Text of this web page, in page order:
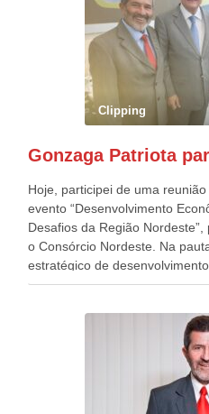
o deste ano, o maior e o mais
quatro décadas, como Patriota
anualmente dos desfiles de
Esplanada dos Ministérios, em
preparou espaços com
pessoas, só que o número de
Independentes, dobrou na
Patriota.
Clipping
Hoje, participei de uma
evento “Desenvolvimento
Desafios da Região
o Consórcio Nordeste. Na
estratégico de
desafios para a elaboração de
evento contou com a
Alckmin, que também ocupa o
Desenvolvimento, Indústria,
governador de Pernambuco,
Nordeste, Paulo Câmara, o ex